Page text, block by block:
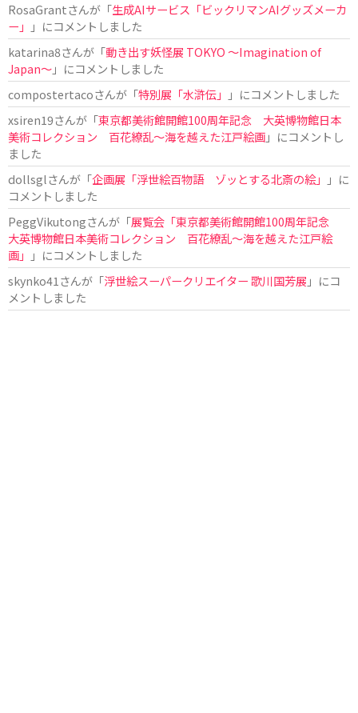
RosaGrantさんが「生成AIサービス「ビックリマンAIグッズメーカ
ー」
」にコメントしました
katarina8さんが「動き出す妖怪展 TOKYO 〜Imagination of
Japan〜」にコメントしました
compostertacoさんが「特別展「水滸伝」
」にコメントしました
xsiren19さんが「東京都美術館開館100周年記念 大英博物館日本
美術コレクション 百花繚乱～海を越えた江戸絵画」にコメントし
ました
dollsglさんが「企画展「浮世絵百物語 ゾッとする北斎の絵」
」に
コメントしました
PeggVikutongさんが「展覧会「東京都美術館開館100周年記念
大英博物館日本美術コレクション 百花繚乱〜海を越えた江戸絵
画」
」にコメントしました
skynko41 さんが「浮世絵スーパークリエイター 歌川国芳展 」にコ
メントしました